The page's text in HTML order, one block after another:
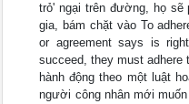
trỏ' ngại trên đường, họ sẽ
gia, bám chặt vào To
or agreement says is
succeed, they must adhere
hành động theo một luật
người công nhân mới